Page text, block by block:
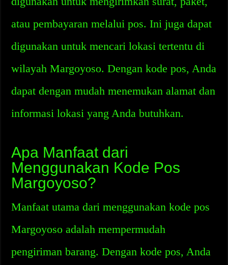
atau pembayaran melalui pos. Ini juga dapat
digunakan untuk mencari lokasi tertentu di
wilayah Margoyoso. Dengan kode pos, Anda
dapat dengan mudah menemukan alamat dan
informasi lokasi yang Anda butuhkan.
Apa Manfaat dari
Menggunakan Kode Pos
Margoyoso?
Manfaat utama dari menggunakan kode pos
Margoyoso adalah mempermudah
pengiriman barang. Dengan kode pos, Anda